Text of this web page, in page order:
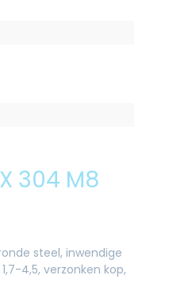
304 M8
steel, inwendige
4,5, verzonken kop,